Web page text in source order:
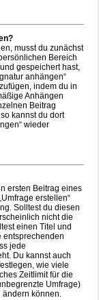
musst du zunächst
Bereich
gespeichert hast,
anhängen“
indem du in
Anhängen
Beitrag
kannst du dort
wieder
ersten Beitrag eines
erstellen“
Solltest du diesen
nicht die
einen Titel und
entsprechenden
jede
Du kannst auch
wie viele
Zeitlimit für die
Umfrage)
ändern können.